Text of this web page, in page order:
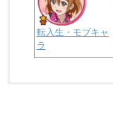
転入生・モブキャ
ラ